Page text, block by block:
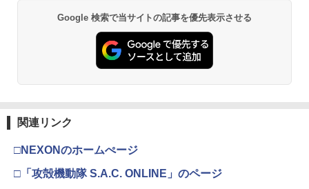
Google 検索で当サイトの記事を優先表示させる
関連リンク
□NEXONのホームぺージ
□「攻殻機動隊 S.A.C. ONLINE」のページ